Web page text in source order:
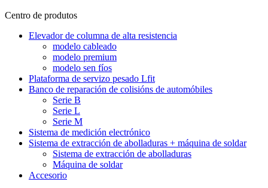
Centro de produtos
Elevador de columna de alta resistencia
modelo cableado
modelo premium
modelo sen fíos
Plataforma de servizo pesado Lfit
Banco de reparación de colisións de automóbiles
Serie B
Serie L
Serie M
Sistema de medición electrónico
Sistema de extracción de abolladuras + máquina de soldar
Sistema de extracción de abolladuras
Máquina de soldar
Accesorio